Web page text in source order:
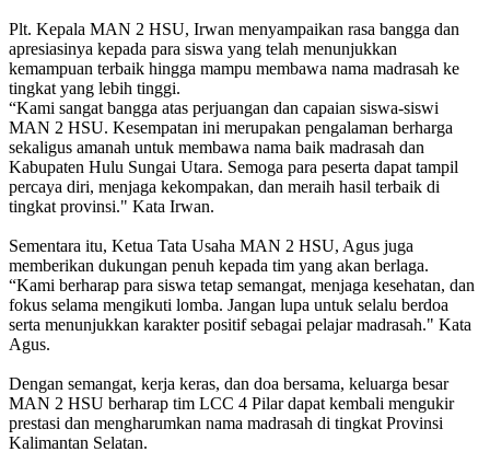
Plt. Kepala MAN 2 HSU, Irwan menyampaikan rasa bangga dan
apresiasinya kepada para siswa yang telah menunjukkan
kemampuan terbaik hingga mampu membawa nama madrasah ke
tingkat yang lebih tinggi.
“Kami sangat bangga atas perjuangan dan capaian siswa-siswi
MAN 2 HSU. Kesempatan ini merupakan pengalaman berharga
sekaligus amanah untuk membawa nama baik madrasah dan
Kabupaten Hulu Sungai Utara. Semoga para peserta dapat tampil
percaya diri, menjaga kekompakan, dan meraih hasil terbaik di
tingkat provinsi." Kata Irwan.
Sementara itu, Ketua Tata Usaha MAN 2 HSU, Agus juga
memberikan dukungan penuh kepada tim yang akan berlaga.
“Kami berharap para siswa tetap semangat, menjaga kesehatan, dan
fokus selama mengikuti lomba. Jangan lupa untuk selalu berdoa
serta menunjukkan karakter positif sebagai pelajar madrasah." Kata
Agus.
Dengan semangat, kerja keras, dan doa bersama, keluarga besar
MAN 2 HSU berharap tim LCC 4 Pilar dapat kembali mengukir
prestasi dan mengharumkan nama madrasah di tingkat Provinsi
Kalimantan Selatan.